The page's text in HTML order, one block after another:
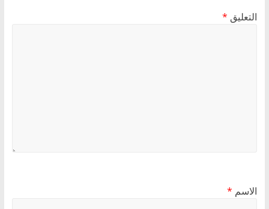
التعليق *
الاسم *